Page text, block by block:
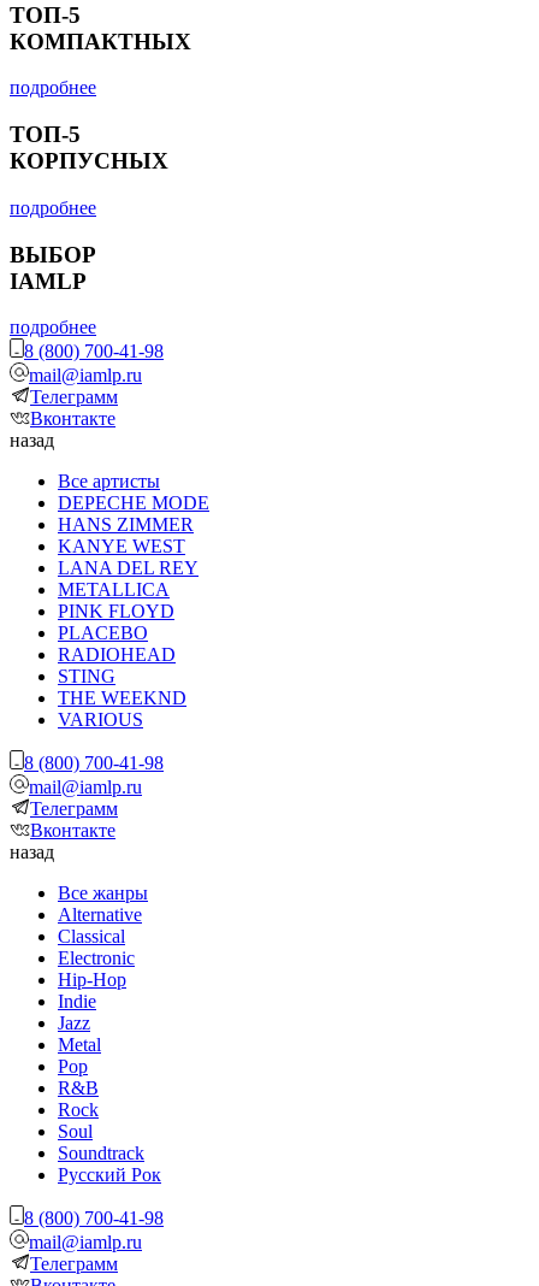
ТОП-5
КОМПАКТНЫХ
подробнее
ТОП-5
КОРПУСНЫХ
подробнее
ВЫБОР
IAMLP
подробнее
8 (800) 700-41-98
mail@iamlp.ru
Телеграмм
Вконтакте
назад
Все артисты
DEPECHE MODE
HANS ZIMMER
KANYE WEST
LANA DEL REY
METALLICA
PINK FLOYD
PLACEBO
RADIOHEAD
STING
THE WEEKND
VARIOUS
8 (800) 700-41-98
mail@iamlp.ru
Телеграмм
Вконтакте
назад
Все жанры
Alternative
Classical
Electronic
Hip-Hop
Indie
Jazz
Metal
Pop
R&B
Rock
Soul
Soundtrack
Русский Рок
8 (800) 700-41-98
mail@iamlp.ru
Телеграмм